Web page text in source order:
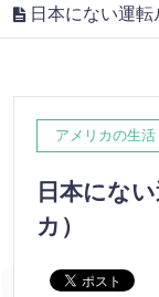
日本にない運転
アメリカの生活
日本にな
カ）